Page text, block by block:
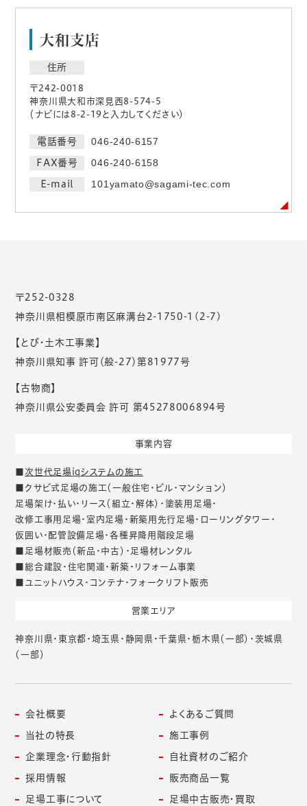
大和支店
住所
〒242-0018
神奈川県大和市深見西8-574-5
（ナビには8-2-19と入力してください）
電話番号 046-240-6157
FAX番号 046-240-6158
E-mail 101yamato@sagami-tec.com
〒252-0328
神奈川県相模原市南区麻溝台2-1750-1(2-7)
【とび・土木工事業】
神奈川県知事 許可（般-27）第81977号
【古物商】
神奈川県公安委員会 許可 第45278006894号
事業内容
■次世代足場iqシステムの施工
■クサビ式足場の施工（一般住宅・ビル・マンション）
足場架け・払い・リース（組立・解体）・塗装用足場・
改修工事用足場・室内足場・新築用先行足場・ローリングタワー・
仮囲い・配管設備足場・各種昇降用階段足場
■足場材販売（新品・中古）・足場材レンタル
■総合建設・住宅関連・新築・リフォーム事業
■ユニットハウス・コンテナ・フォークリフト販売
営業エリア
神奈川県・東京都・埼玉県・静岡県・千葉県・栃木県（一部）・茨城県
（一部）
会社概要
当社の特長
企業理念・行動指針
採用情報
足場工事について
よくあるご質問
施工事例
自社資材のご紹介
販売商品一覧
足場中古販売・買取